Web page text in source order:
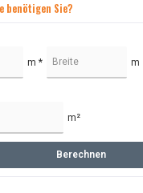
benötigen Sie?
m * m
m²
Berechnen